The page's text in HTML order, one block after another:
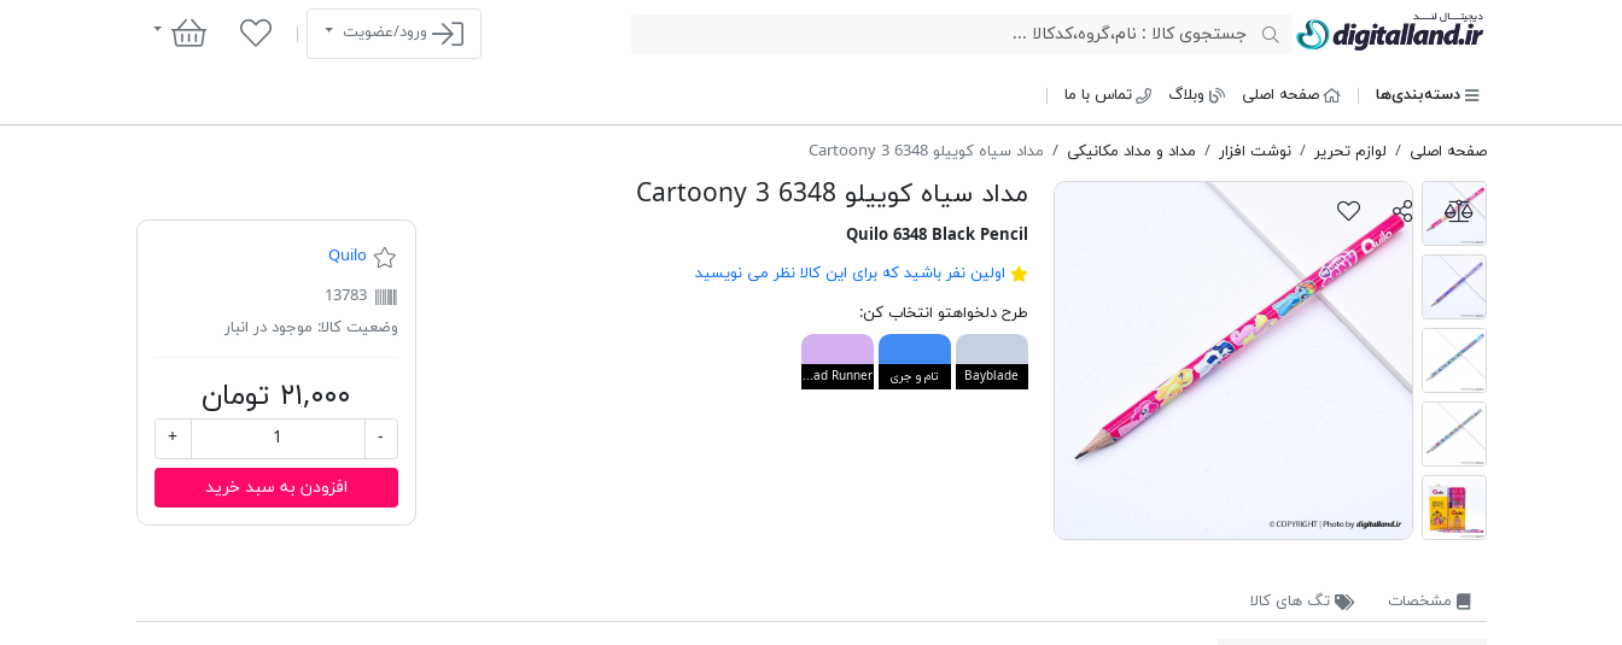
ورود/عضویت سبد خرید
دسته‌بندی‌ها صفحه اصلی وبلاگ تماس با ما
صفحه اصلی لوازم تحریر نوشت افزار مداد و مداد مکانیکی مداد سیاه کوییلو 6348 Cartoony 3
مداد سیاه کوییلو 6348 Cartoony 3
Quilo 6348 Black Pencil
اولین نفر باشید که برای این کالا نظر می نویسید
طرح دلخواهتو انتخاب کن:
Bayblade تام و جری Road Runner
Quilo
13783
وضعیت کالا: موجود در انبار
۲۱,۰۰۰ تومان
-
+
افزودن به سبد خرید
مشخصات تگ های کالا